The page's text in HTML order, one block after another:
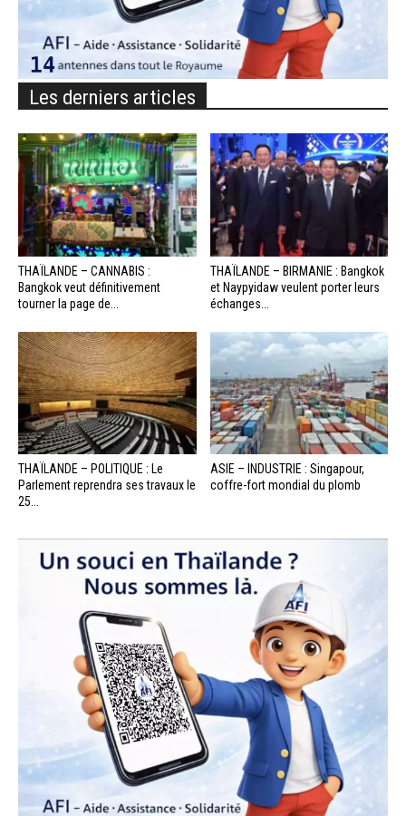
Les derniers articles
THAÏLANDE – CANNABIS :
Bangkok veut définitivement
tourner la page de...
THAÏLANDE – BIRMANIE : Bangkok
et Naypyidaw veulent porter leurs
échanges...
THAÏLANDE – POLITIQUE : Le
Parlement reprendra ses travaux le
25...
ASIE – INDUSTRIE : Singapour,
coffre-fort mondial du plomb